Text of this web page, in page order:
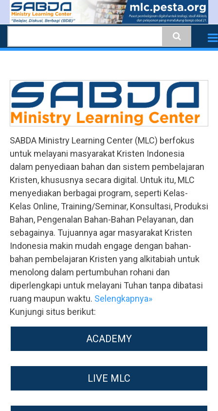
Skip
content
SABDA Ministry Learning Center (MLC) berfokus
untuk melayani masyarakat Kristen Indonesia
dalam penyediaan bahan dan sistem pembelajaran
Kristen, khususnya secara digital. Untuk itu, MLC
menyediakan berbagai program, seperti Kelas-
Kelas Online, Training/Seminar, Konsultasi, Produksi
Bahan, Pengenalan Bahan-Bahan Pelayanan, dan
sebagainya. Tujuannya agar masyarakat Kristen
Indonesia makin mudah engage dengan bahan-
bahan pembelajaran Kristen yang alkitabiah untuk
menolong dalam pertumbuhan rohani dan
diperlengkapi untuk melayani Tuhan tanpa dibatasi
ruang maupun waktu. Selengkapnya»
Kunjungi situs berikut:
ACADEMY
LIVE MLC